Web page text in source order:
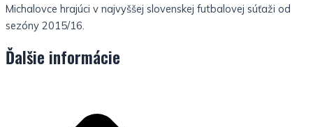
Michalovce hrajúci v najvyššej slovenskej futbalovej súťaži od
sezóny 2015/16.
Ďalšie informácie